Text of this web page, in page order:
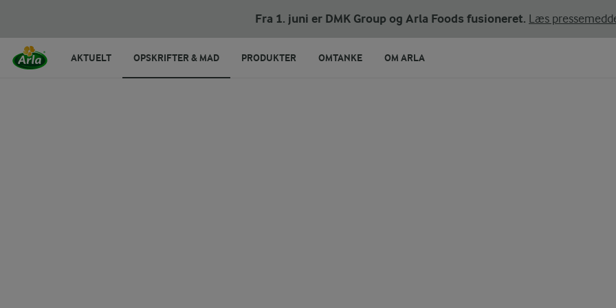
Fra 1. juni er DMK Group og Arla Foods fusioneret. Læs
AKTUELT OPSKRIFTER & MAD PRODUKTER OMTANKE OM ARLA